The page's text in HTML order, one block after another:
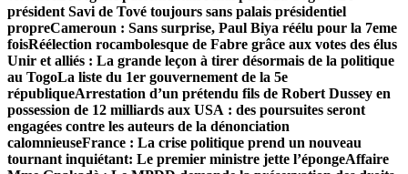
président Savi de Tové toujours sans palais présidentiel
propreCameroun : Sans surprise, Paul Biya réélu pour la 7eme
foisRéélection rocambolesque de Fabre grâce aux votes des élus
Unir et alliés : La grande leçon à tirer désormais de la politique
au TogoLa liste du 1er gouvernement de la 5e
républiqueArrestation d’un prétendu fils de Robert Dussey en
possession de 12 milliards aux USA : des poursuites seront
engagées contre les auteurs de la dénonciation
calomnieuseFrance : La crise politique prend un nouveau
tournant inquiétant: Le premier ministre jette l’épongeAffaire